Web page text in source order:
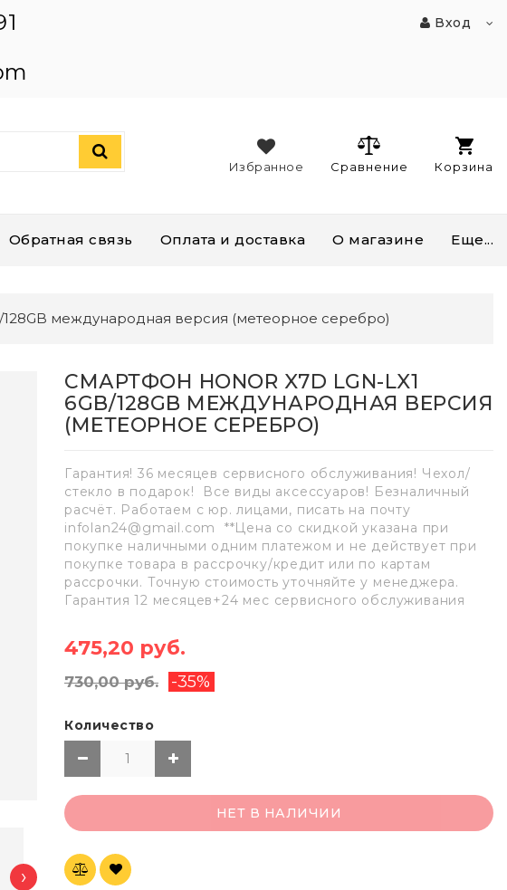
Вход
Корзина
Сравнение
Избранное
Обратная связь Оплата и доставка О магазине Еще...
128GB международная версия (метеорное серебро)
›
СМАРТФОН HONOR X7D LGN-LX1
6GB/128GB МЕЖДУНАРОДНАЯ ВЕРСИЯ
(МЕТЕОРНОЕ СЕРЕБРО)
Гарантия! 36 месяцев сервисного обслуживания! Чехол/
стекло в подарок! Все виды аксессуаров! Безналичный
расчёт. Работаем с юр. лицами, писать на почту
infolan24@gmail.com **Цена со скидкой указана при
покупке наличными одним платежом и не действует при
покупке товара в рассрочку/кредит или по картам
рассрочки. Точную стоимость уточняйте у менеджера.
Гарантия 12 месяцев+24 мес сервисного обслуживания
475,20 руб.
730,00 руб. -35%
Количество
НЕТ В НАЛИЧИИ